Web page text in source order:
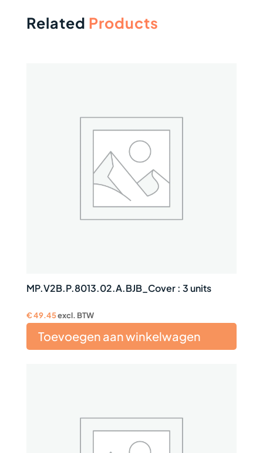
Related Products
MP.V2B.P.8013.02.A.BJB_Cover : 3 units
€49.45excl. BTW
Toevoegen aan winkelwagen